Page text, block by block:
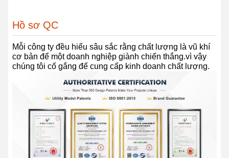
Hồ sơ QC
Mỗi công ty đều hiểu sâu sắc rằng chất lượng là vũ khí
cơ bản để một doanh nghiệp giành chiến thắng.vì vậy
chúng tôi cố gắng để cung cấp kinh doanh chất lượng.